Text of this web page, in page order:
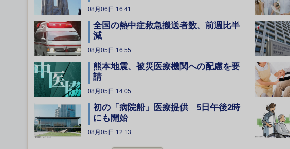
08月06日 16:41
全国の熱中症救急搬送者数、前週比半
減
08月05日 16:55
熊本地震、被災医療機関への配慮を要
請
08月05日 14:05
初の「病院船」医療提供 5日午後2時
にも開始
08月05日 12:13